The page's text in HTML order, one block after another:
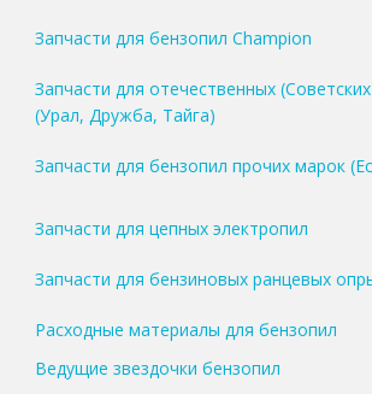
Запчасти для бензопил Champion
Запчасти для отечественных
(Урал, Дружба, Тайга)
Запчасти для бензопил прочих марок
Запчасти для цепных электропил
Запчасти для бензиновых ранцевых
Расходные материалы для бензопил
Ведущие звездочки бензопил